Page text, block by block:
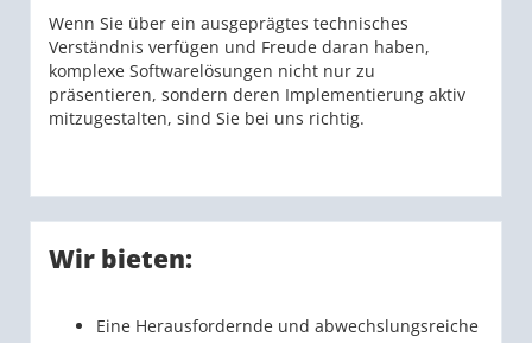
Wenn Sie über ein ausgeprägtes technisches
Verständnis verfügen und Freude daran haben,
komplexe Softwarelösungen nicht nur zu
präsentieren, sondern deren Implementierung aktiv
mitzugestalten, sind Sie bei uns richtig.
Wir bieten:
Eine Herausfordernde und abwechslungsreiche